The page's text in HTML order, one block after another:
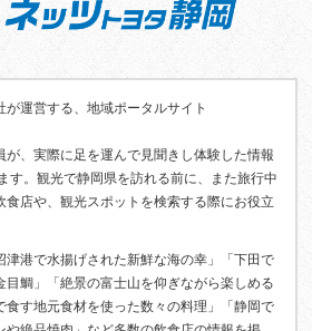
運営する、地域ポータルサイト
が、実際に足を運んで見聞きし体験した情報
す。観光で静岡県を訪れる前に、また旅行中
食店や、観光スポットを検索する際にお役立
津港で水揚げされた新鮮な海の幸」「下田で
目鯛」「絶景の富士山を仰ぎながら楽しめる
食す地元食材を使った数々の料理」「静岡で